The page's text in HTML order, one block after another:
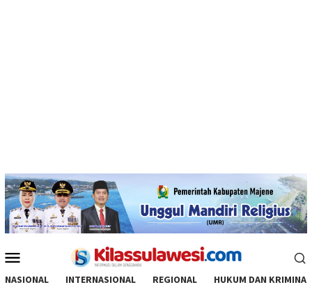
Mobile
NASIONAL INTERNASIONAL REGIONAL HUKUM DAN KRIMINAL